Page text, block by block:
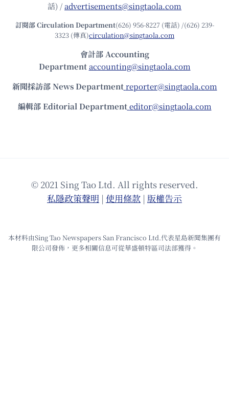
話) /advertisements@singtaola.com
訂閱部 Circulation Department(626) 956-8227 (電話) /(626) 239-
3323 (傳真)circulation@singtaola.com
會計部 Accounting
Department accounting@singtaola.com
新聞採訪部 News Department reporter@singtaola.com
編輯部 Editorial Department editor@singtaola.com
© 2021 Sing Tao Ltd. All rights reserved.
私隱政策聲明 | 使⽤條款 | 版權告⽰
本材料由Sing Tao Newspapers San Francisco Ltd.代表星島新聞集團有
限公司發佈，更多相關信息可從華盛頓特區司法部獲得。